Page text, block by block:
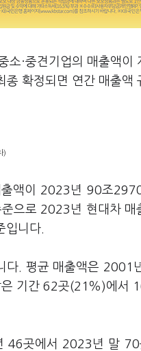
소·중견기업의 매출액이
확정되면 연간 매출액
)
액이 2023년 90조
으로 2023년 현대차
니다.
다. 평균 매출액은
기간 62곳(21％)에서
46곳에서 2023년 말 70